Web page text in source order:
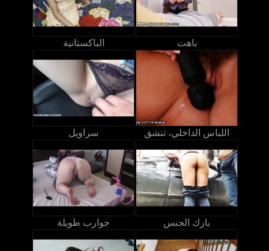
الباكستانية باهت
سراويل اللباس الداخلي، تنشق
جوارب طويلة بارك الجنس